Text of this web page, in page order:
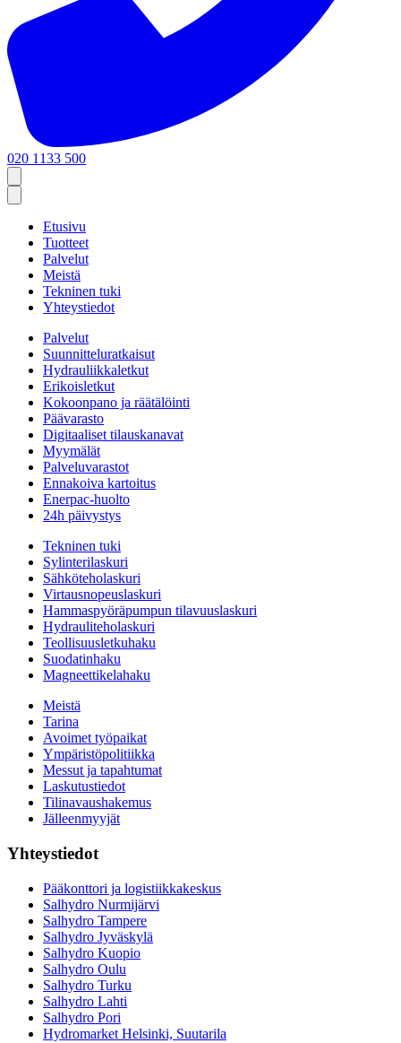
020 1133 500
Etusivu
Tuotteet
Palvelut
Meistä
Tekninen tuki
Yhteystiedot
Palvelut
Suunnitteluratkaisut
Hydrauliikkaletkut
Erikoisletkut
Kokoonpano ja räätälöinti
Päävarasto
Digitaaliset tilauskanavat
Myymälät
Palveluvarastot
Ennakoiva kartoitus
Enerpac-huolto
24h päivystys
Tekninen tuki
Sylinterilaskuri
Sähköteholaskuri
Virtausnopeuslaskuri
Hammaspyöräpumpun tilavuuslaskuri
Hydrauliteholaskuri
Teollisuusletkuhaku
Suodatinhaku
Magneettikelahaku
Meistä
Tarina
Avoimet työpaikat
Ympäristöpolitiikka
Messut ja tapahtumat
Laskutustiedot
Tilinavaushakemus
Jälleenmyyjät
Yhteystiedot
Pääkonttori ja logistiikkakeskus
Salhydro Nurmijärvi
Salhydro Tampere
Salhydro Jyväskylä
Salhydro Kuopio
Salhydro Oulu
Salhydro Turku
Salhydro Lahti
Salhydro Pori
Hydromarket Helsinki, Suutarila